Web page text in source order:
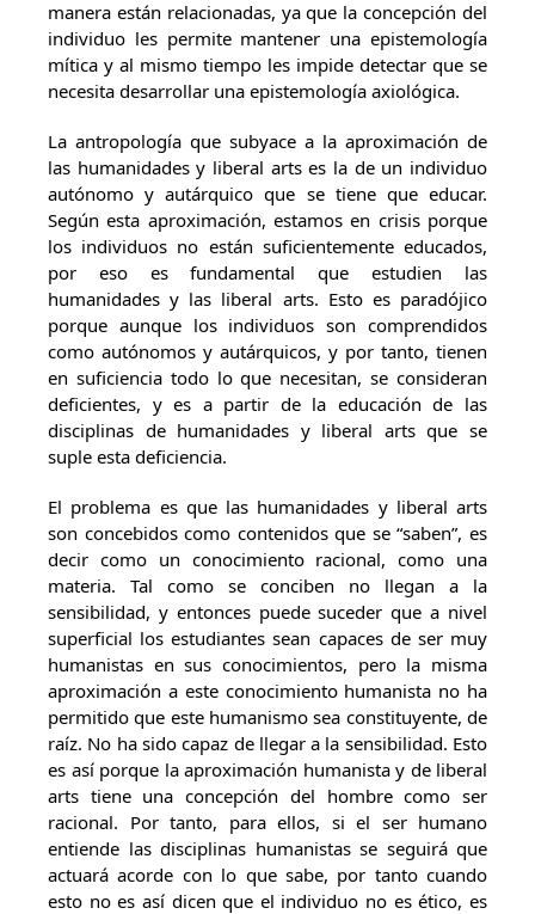
manera están relacionadas, ya que la concepción del
individuo les permite mantener una epistemología
mítica y al mismo tiempo les impide detectar que se
necesita desarrollar una epistemología axiológica.
La antropología que subyace a la aproximación de
las humanidades y liberal arts es la de un individuo
autónomo y autárquico que se tiene que educar.
Según esta aproximación, estamos en crisis porque
los individuos no están suficientemente educados,
por eso es fundamental que estudien las
humanidades y las liberal arts. Esto es paradójico
porque aunque los individuos son comprendidos
como autónomos y autárquicos, y por tanto, tienen
en suficiencia todo lo que necesitan, se consideran
deficientes, y es a partir de la educación de las
disciplinas de humanidades y liberal arts que se
suple esta deficiencia.
El problema es que las humanidades y liberal arts
son concebidos como contenidos que se “saben”, es
decir como un conocimiento racional, como una
materia. Tal como se conciben no llegan a la
sensibilidad, y entonces puede suceder que a nivel
superficial los estudiantes sean capaces de ser muy
humanistas en sus conocimientos, pero la misma
aproximación a este conocimiento humanista no ha
permitido que este humanismo sea constituyente, de
raíz. No ha sido capaz de llegar a la sensibilidad. Esto
es así porque la aproximación humanista y de liberal
arts tiene una concepción del hombre como ser
racional. Por tanto, para ellos, si el ser humano
entiende las disciplinas humanistas se seguirá que
actuará acorde con lo que sabe, por tanto cuando
esto no es así dicen que el individuo no es ético, es